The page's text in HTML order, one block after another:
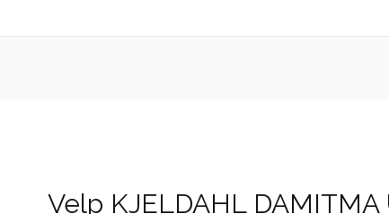
Velp KJELDAHL DAMITMA